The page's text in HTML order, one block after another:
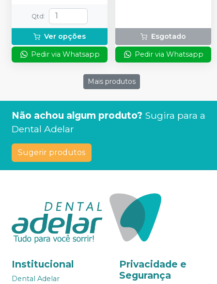
Qtd :
Ver opções
Pedir via Whatsapp
Esgotado
Pedir via Whatsapp
Mais produtos
Não achou algum produto? Sugira para a
Dental Adelar
Sugerir produtos
Institucional
Dental Adelar
Privacidade e
Segurança